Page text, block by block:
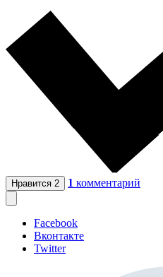
Нравится 2 1 комментарий
Facebook
Вконтакте
Twitter